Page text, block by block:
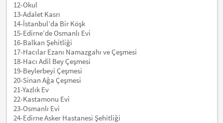
12-Okul
13-Adalet Kasrı
14-İstanbul’da Bir Köşk
15-Edirne’de Osmanlı Evi
16-Balkan Şehitliği
17-Hacılar Ezanı Namazgahı ve Çeşmesi
18-Hacı Adil Bey Çeşmesi
19-Beylerbeyi Çeşmesi
20-Sinan Ağa Çeşmesi
21-Yazlık Ev
22-Kastamonu Evi
23-Osmanlı Evi
24-Edirne Asker Hastanesi Şehitliği